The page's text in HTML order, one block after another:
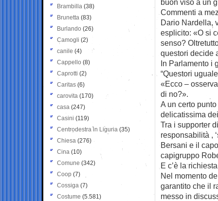
buon viso a un
Commenti a
Dario Nardella,
esplicito: «O si
senso?
questori decide
In Parlamento i
“Questori
«Ecco –
di no?».
A un certo
delicatissima
Tra i supporter
responsabilità ,
Bersani e il
capigruppo
E c’è la
Nel momento
garantito che il
messo in
Brambilla (38)
Brunetta (83)
Burlando (26)
Camogli (2)
canile (4)
Cappello (8)
Caprotti (2)
Caritas (6)
carovita (170)
casa (247)
Casini (119)
Centrodestra in Liguria (35)
Chiesa (276)
Cina (10)
Comune (342)
Coop (7)
Cossiga (7)
Costume (5.581)